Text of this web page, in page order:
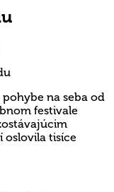
na seba od
festivale
oslovila tisíce